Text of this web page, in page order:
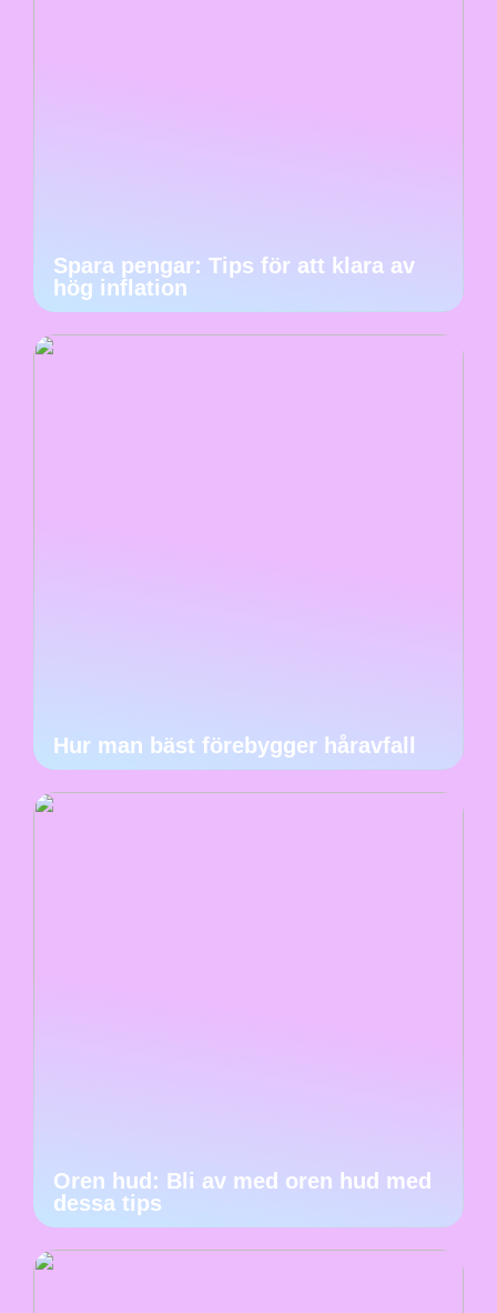
Spara pengar: Tips för att klara av
hög inflation
Hur man bäst förebygger håravfall
Oren hud: Bli av med oren hud med
dessa tips